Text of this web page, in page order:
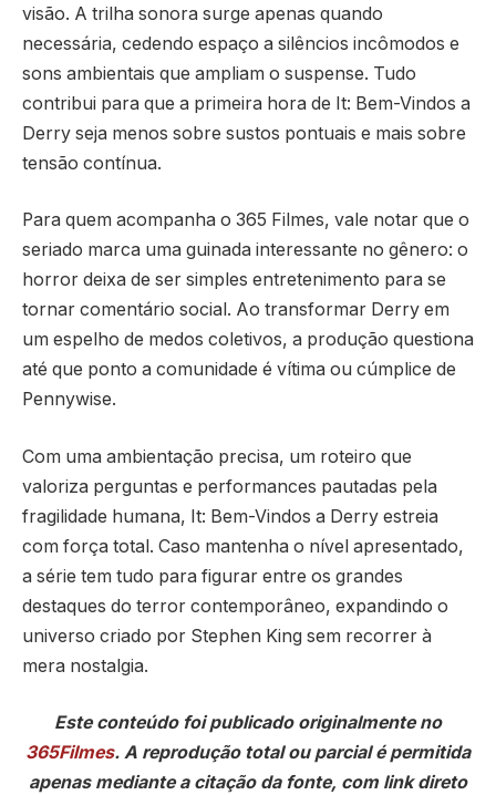
visão. A trilha sonora surge apenas quando
necessária, cedendo espaço a silêncios incômodos e
sons ambientais que ampliam o suspense. Tudo
contribui para que a primeira hora de It: Bem-Vindos a
Derry seja menos sobre sustos pontuais e mais sobre
tensão contínua.
Para quem acompanha o 365 Filmes, vale notar que o
seriado marca uma guinada interessante no gênero: o
horror deixa de ser simples entretenimento para se
tornar comentário social. Ao transformar Derry em
um espelho de medos coletivos, a produção questiona
até que ponto a comunidade é vítima ou cúmplice de
Pennywise.
Com uma ambientação precisa, um roteiro que
valoriza perguntas e performances pautadas pela
fragilidade humana, It: Bem-Vindos a Derry estreia
com força total. Caso mantenha o nível apresentado,
a série tem tudo para figurar entre os grandes
destaques do terror contemporâneo, expandindo o
universo criado por Stephen King sem recorrer à
mera nostalgia.
Este conteúdo foi publicado originalmente no
365Filmes. A reprodução total ou parcial é permitida
apenas mediante a citação da fonte, com link direto